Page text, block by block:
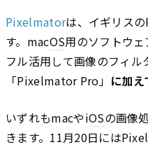
Pixelmatorは、イギリス
す。macOS用のソフトウ
フル活用して画像のフィ
「Pixelmator Pro」 に加え
いずれもmacやiOSの画像
きます。11月20日には